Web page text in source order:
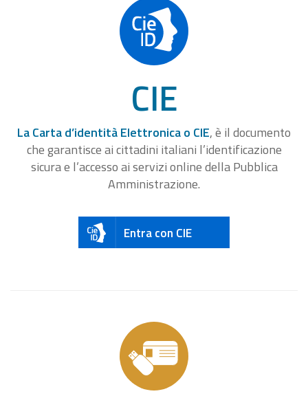
CIE
La Carta d’identità Elettronica o CIE, è il documento
che garantisce ai cittadini italiani l’identificazione
sicura e l’accesso ai servizi online della Pubblica
Amministrazione.
Entra con CIE